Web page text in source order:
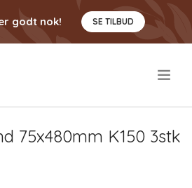
godt nok! SE TILBUD
75x480mm K150 3stk